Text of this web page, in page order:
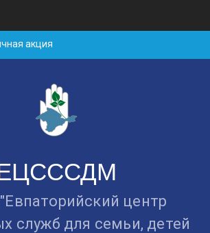
— НЕТ!»
в рамках школы
прошло в
опрос
старше 55 лет по
занятости
центр
служб для семьи, детей